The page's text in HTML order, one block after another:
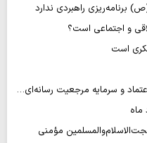
برنامه‌ریزی راهبردی ندارد
و اجتماعی است؟
است
و سرمایه مرجعیت رسانه‌ای…
مؤمنی